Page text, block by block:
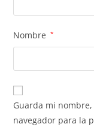
Nombre *
Guarda mi
navegador para la